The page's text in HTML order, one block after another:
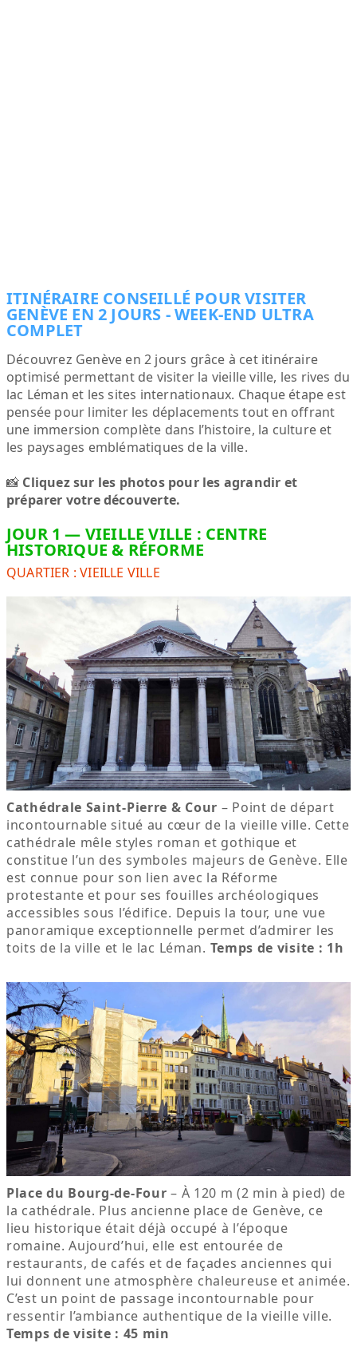
ITINÉRAIRE CONSEILLÉ POUR VISITER
GENÈVE EN 2 JOURS - WEEK-END ULTRA
COMPLET
Découvrez Genève en 2 jours grâce à cet itinéraire
optimisé permettant de visiter la vieille ville, les rives du
lac Léman et les sites internationaux. Chaque étape est
pensée pour limiter les déplacements tout en offrant
une immersion complète dans l’histoire, la culture et
les paysages emblématiques de la ville.
📸 Cliquez sur les photos pour les agrandir et
préparer votre découverte.
JOUR 1 — VIEILLE VILLE : CENTRE
HISTORIQUE & RÉFORME
QUARTIER : VIEILLE VILLE
Cathédrale Saint-Pierre & Cour – Point de départ
incontournable situé au cœur de la vieille ville. Cette
cathédrale mêle styles roman et gothique et
constitue l’un des symboles majeurs de Genève. Elle
est connue pour son lien avec la Réforme
protestante et pour ses fouilles archéologiques
accessibles sous l’édifice. Depuis la tour, une vue
panoramique exceptionnelle permet d’admirer les
toits de la ville et le lac Léman. Temps de visite : 1h
Place du Bourg-de-Four – À 120 m (2 min à pied) de
la cathédrale. Plus ancienne place de Genève, ce
lieu historique était déjà occupé à l’époque
romaine. Aujourd’hui, elle est entourée de
restaurants, de cafés et de façades anciennes qui
lui donnent une atmosphère chaleureuse et animée.
C’est un point de passage incontournable pour
ressentir l’ambiance authentique de la vieille ville.
Temps de visite : 45 min